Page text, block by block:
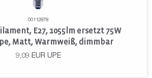
00112878
E27, 1055lm ersetzt 75W
Matt, Warmweiß, dimmbar
9,09 EUR UPE